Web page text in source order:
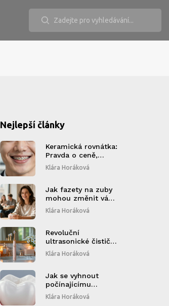
Nejlepší články
Keramická rovnátka:
Pravda o ceně,
údržbě a životě s
neviditelnými
Klára Horáková
Jak fazety na zuby
mohou změnit váš
život: od estetiky k
sebevědomí
Klára Horáková
Revoluční
ultrasonické čističe
zubů: Cesta ke
zdravým dásním
Klára Horáková
Jak se vyhnout
počínajícímu
zubnímu kazu:
Praktické tipy pro
Klára Horáková